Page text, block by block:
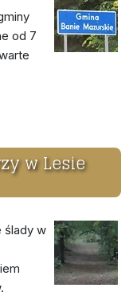
od 7
w Lesie
ślady w